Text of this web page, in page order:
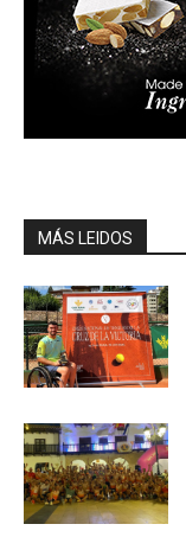
MÁS LEIDOS